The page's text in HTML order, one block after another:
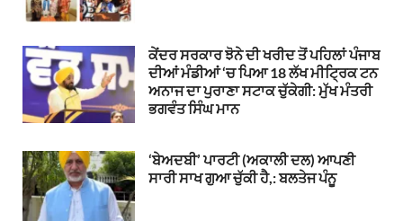
ਕੇਂਦਰ ਸਰਕਾਰ ਝੋਨੇ ਦੀ ਖਰੀਦ ਤੋਂ ਪਹਿਲਾਂ ਪੰਜਾਬ
ਦੀਆਂ ਮੰਡੀਆਂ ‘ਚ ਪਿਆ 18 ਲੱਖ ਮੀਟ੍ਰਿਕ ਟਨ
ਅਨਾਜ ਦਾ ਪੁਰਾਣਾ ਸਟਾਕ ਚੁੱਕੇਗੀ: ਮੁੱਖ ਮੰਤਰੀ
ਭਗਵੰਤ ਸਿੰਘ ਮਾਨ
‘ਬੇਅਦਬੀ’ ਪਾਰਟੀ (ਅਕਾਲੀ ਦਲ) ਆਪਣੀ
ਸਾਰੀ ਸਾਖ ਗੁਆ ਚੁੱਕੀ ਹੈ,: ਬਲਤੇਜ ਪੰਨੂ